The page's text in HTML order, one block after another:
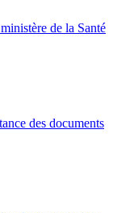
de la Santé
des documents